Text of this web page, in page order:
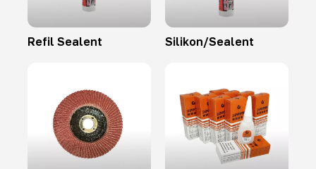
Refil Sealent Silikon/Sealent